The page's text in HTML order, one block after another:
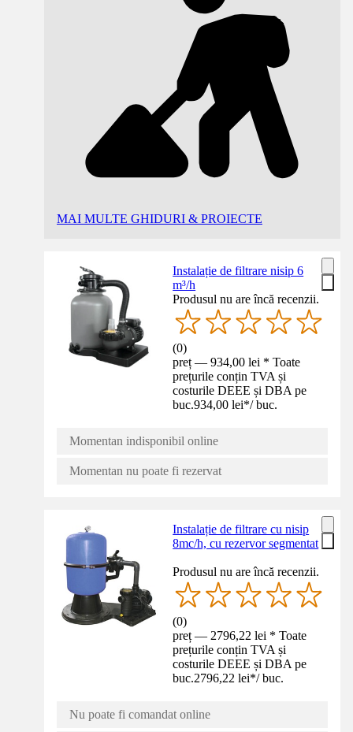
MAI MULTE GHIDURI & PROIECTE
Instalație de filtrare nisip 6
m³/h
Produsul nu are încă recenzii.
(0)
preț — 934,00 lei * Toate
prețurile conțin TVA și
costurile DEEE și DBA pe
buc.934,00 lei*/ buc.
Momentan indisponibil online
Momentan nu poate fi rezervat
Instalație de filtrare cu nisip
8mc/h, cu rezervor segmentat
Produsul nu are încă recenzii.
(0)
preț — 2796,22 lei * Toate
prețurile conțin TVA și
costurile DEEE și DBA pe
buc.2796,22 lei*/ buc.
Nu poate fi comandat online